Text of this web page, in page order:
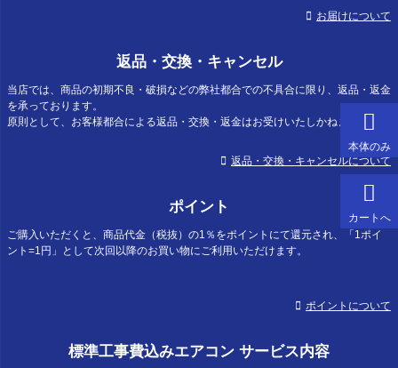
カートへ
本体のみ
お届けについて
返品・交換・キャンセル
当店では、商品の初期不良・破損などの弊社都合での不具合に限り、返品・返金
を承っております。
原則として、お客様都合による返品・交換・返金はお受けいたしかねます。
返品・交換・キャンセルについて
ポイント
ご購入いただくと、商品代金（税抜）の1％をポイントにて還元され、「1ポイ
ント=1円」として次回以降のお買い物にご利用いただけます。
ポイントについて
標準工事費込みエアコン サービス内容